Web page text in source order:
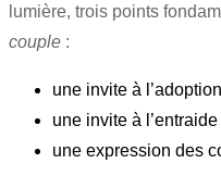
lumière, trois points
couple :
une invite à
une invite à l’entraide
une expression des